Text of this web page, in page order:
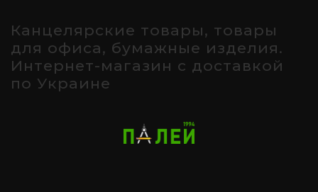
Канцелярские товары, товары
для офиса, бумажные изделия.
Интернет-магазин с доставкой
по Украине